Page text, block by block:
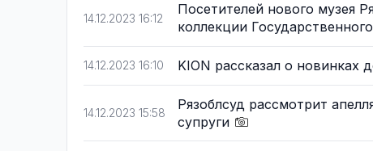
14.12.2023 16:12
Посетителей нового музея
коллекции
14.12.2023 16:10 KION рассказал о новинках
14.12.2023 15:58
Рязоблсуд рассмотрит
супруги